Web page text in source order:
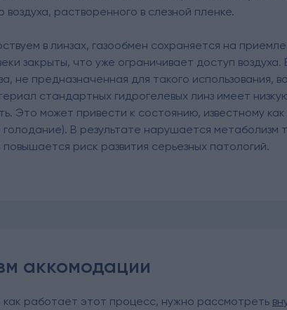
растворенного в слезной пленке.
в линзах, газообмен сохраняется на
закрыты, что уже ограничивает доступ воздуха.
не предназначенная для такого использования,
стандартных гидрогелевых линз имеет
Это может привести к состоянию, известному как
В результате нарушается метаболизм
риск развития серьезных патологий.
аккомодации
как работает этот процесс, нужно рассмотреть